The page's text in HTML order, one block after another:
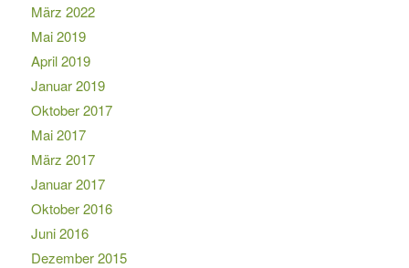
März 2022
Mai 2019
April 2019
Januar 2019
Oktober 2017
Mai 2017
März 2017
Januar 2017
Oktober 2016
Juni 2016
Dezember 2015